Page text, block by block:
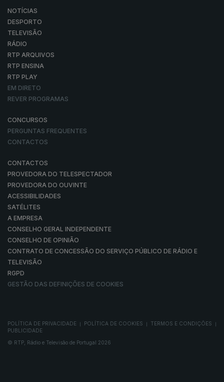
NOTÍCIAS
DESPORTO
TELEVISÃO
RÁDIO
RTP ARQUIVOS
RTP ENSINA
RTP PLAY
EM DIRETO
REVER PROGRAMAS
CONCURSOS
PERGUNTAS FREQUENTES
CONTACTOS
CONTACTOS
PROVEDORA DO TELESPECTADOR
PROVEDORA DO OUVINTE
ACESSIBILIDADES
SATÉLITES
A EMPRESA
CONSELHO GERAL INDEPENDENTE
CONSELHO DE OPINIÃO
CONTRATO DE CONCESSÃO DO SERVIÇO PÚBLICO DE RÁDIO E
TELEVISÃO
RGPD
GESTÃO DAS DEFINIÇÕES DE COOKIES
POLÍTICA DE PRIVACIDADE POLÍTICA DE COOKIES TERMOS E CONDIÇÕES
PUBLICIDADE
© RTP, Rádio e Televisão de Portugal 2026